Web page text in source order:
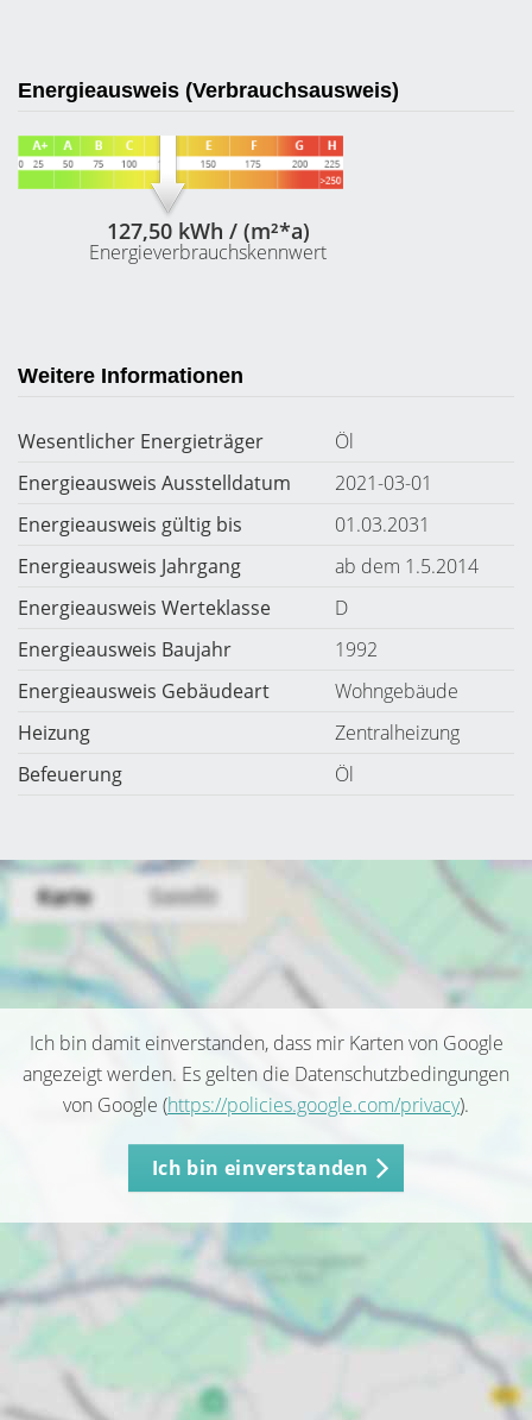
Energieausweis (Verbrauchsausweis)
127,50 kWh / (m²*a)
Energieverbrauchskennwert
Weitere Informationen
Wesentlicher Energieträger
Öl
Energieausweis Ausstelldatum
2021-03-01
Energieausweis gültig bis
01.03.2031
Energieausweis Jahrgang
ab dem 1.5.2014
Energieausweis Werteklasse
D
Energieausweis Baujahr
1992
Energieausweis Gebäudeart
Wohngebäude
Heizung
Zentralheizung
Befeuerung
Öl
Ich bin damit einverstanden, dass mir Karten von Google
angezeigt werden. Es gelten die Datenschutzbedingungen
von Google (https://policies.google.com/privacy).
Ich bin einverstanden